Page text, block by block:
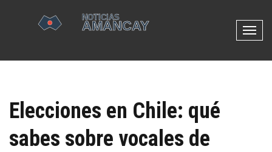
N
v
Elecciones en Chile: qué
sabes sobre vocales de